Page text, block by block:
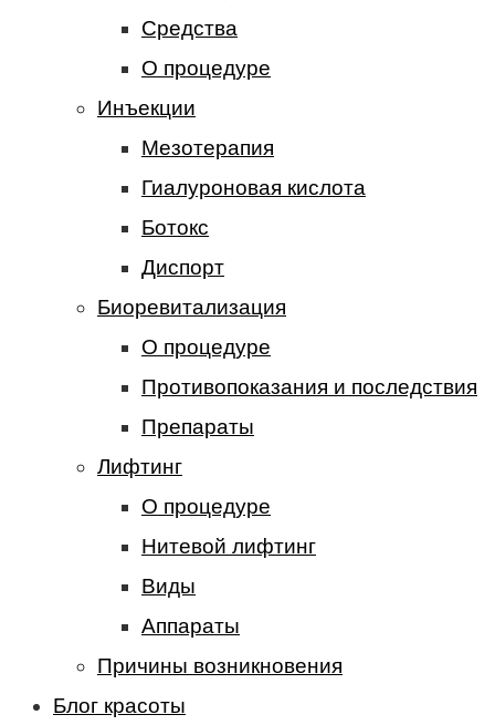
Средства
О процедуре
Инъекции
Мезотерапия
Гиалуроновая кислота
Ботокс
Диспорт
Биоревитализация
О процедуре
Противопоказания и последствия
Препараты
Лифтинг
О процедуре
Нитевой лифтинг
Виды
Аппараты
Причины возникновения
Блог красоты